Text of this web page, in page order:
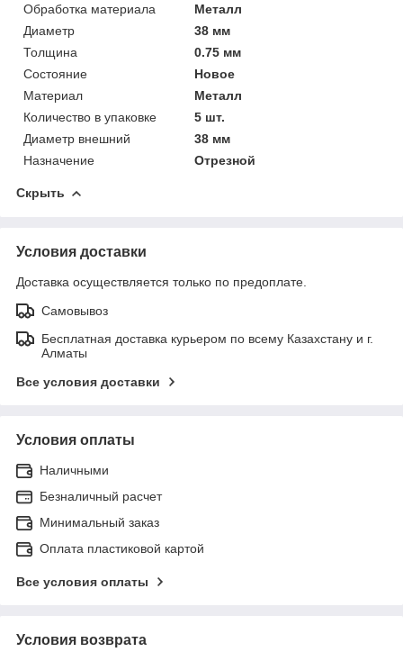
Обработка материала
Металл
Диаметр
38 мм
Толщина
0.75 мм
Состояние
Новое
Материал
Металл
Количество в упаковке
5 шт.
Диаметр внешний
38 мм
Назначение
Отрезной
Скрыть
Условия доставки
Доставка осуществляется только по предоплате.
Самовывоз
Бесплатная доставка курьером по всему Казахстану и г.
Алматы
Все условия доставки
Условия оплаты
Наличными
Безналичный расчет
Минимальный заказ
Оплата пластиковой картой
Все условия оплаты
Условия возврата